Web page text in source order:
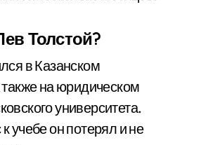
Толстой?
в Казанском
на юридическом
университета.
учебе он потерял и не